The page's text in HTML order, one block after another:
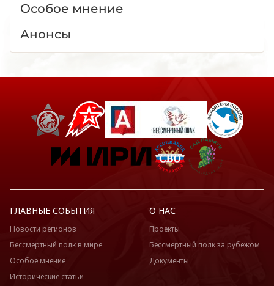
Особое мнение
Анонсы
ГЛАВНЫЕ СОБЫТИЯ
Новости регионов
Бессмертный полк в мире
Особое мнение
Исторические статьи
О НАС
Проекты
Бессмертный полк за рубежом
Документы